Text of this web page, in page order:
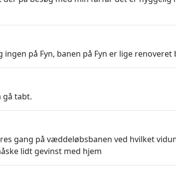
på Fyn, banen på Fyn er lige
gå tabt.
gang på væddeløbsbanen ved hvilket
lidt gevinst med hjem